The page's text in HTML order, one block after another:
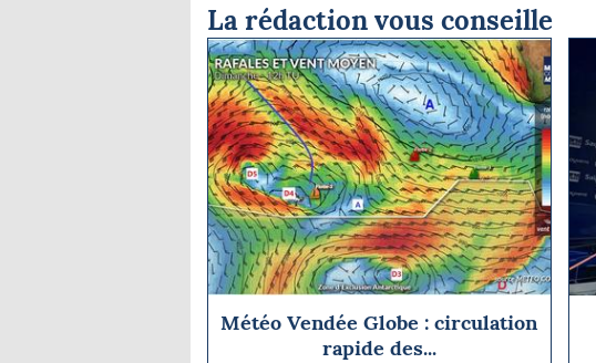
La rédaction vous conseille
Météo Vendée Globe : circulation
rapide des...